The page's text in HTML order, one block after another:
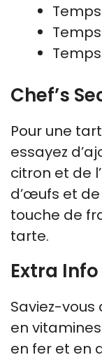
Chef’s
Pour une
essayez
citron et de
d’œufs et
touche de
tarte.
Extra Info
Saviez-
en
en fer et en